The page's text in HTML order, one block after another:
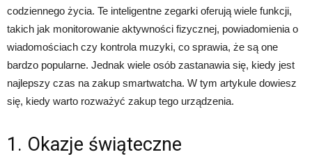
codziennego życia. Te inteligentne zegarki oferują wiele funkcji,
takich jak monitorowanie aktywności fizycznej, powiadomienia o
wiadomościach czy kontrola muzyki, co sprawia, że są one
bardzo popularne. Jednak wiele osób zastanawia się, kiedy jest
najlepszy czas na zakup smartwatcha. W tym artykule dowiesz
się, kiedy warto rozważyć zakup tego urządzenia.
1. Okazje świąteczne